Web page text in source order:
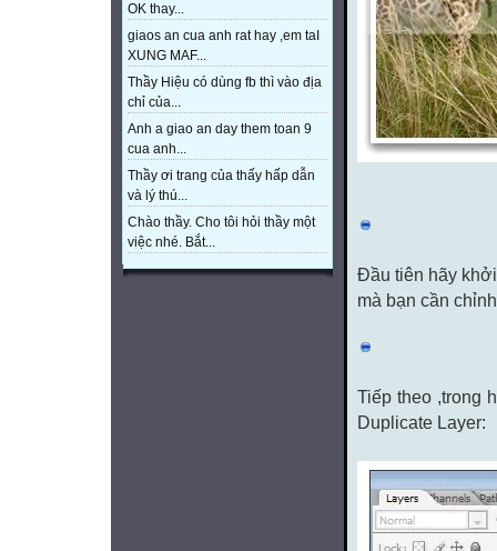
OK thay...
giaos an cua anh rat hay ,em taI
XUNG MAF...
Thầy Hiệu có dùng fb thì vào địa
chỉ của...
Anh a giao an day them toan 9
cua anh...
Thầy ơi trang của thấy hấp dẫn
và lý thú...
Chào thầy. Cho tôi hỏi thầy một
việc nhé. Bắt...
Đầu tiên hãy
mà bạn cần
Tiếp theo ,trong
Duplicate Layer: